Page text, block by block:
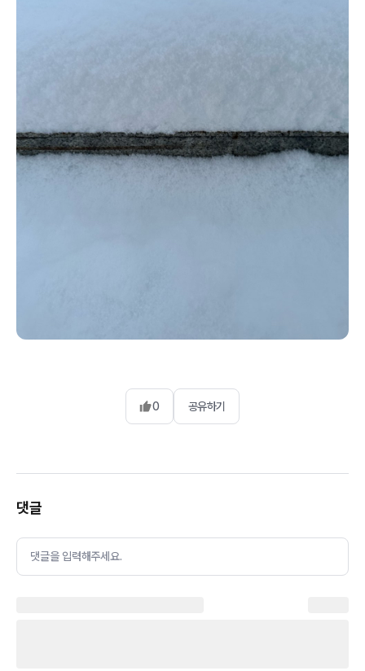
0 공유하기
댓글
댓글을 입력해주세요.